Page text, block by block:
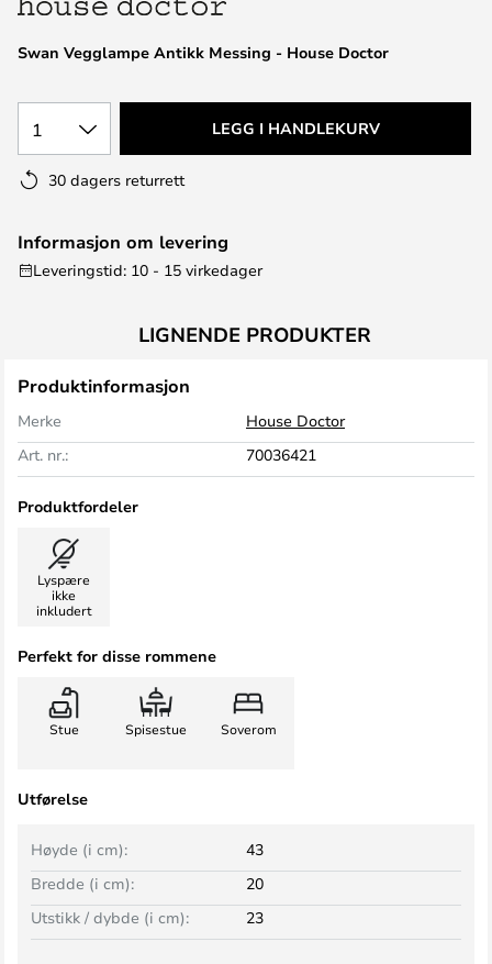
Swan Vegglampe Antikk Messing - House Doctor
1 LEGG I HANDLEKURV
30 dagers returrett
Informasjon om levering
Leveringstid: 10 - 15 virkedager
LIGNENDE PRODUKTER
Produktinformasjon
Merke
House Doctor
Art. nr.:
70036421
Produktfordeler
Lyspære
ikke
inkludert
Perfekt for disse rommene
Stue Spisestue Soverom
Utførelse
Bredde (i cm): 20
Høyde (i cm): 43
Utstikk / dybde (i cm): 23